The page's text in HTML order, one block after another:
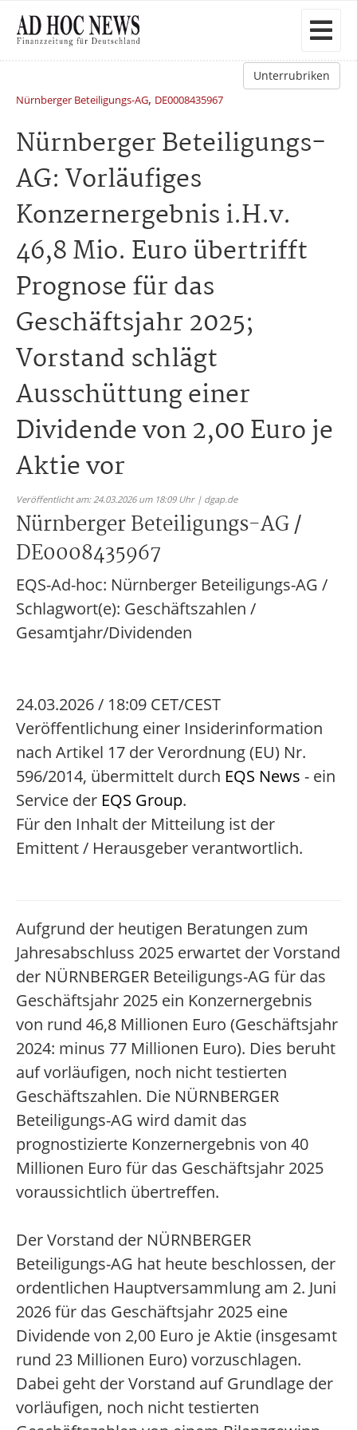
Unterrubriken
Nürnberger Beteiligungs-AG, DE0008435967
Nürnberger Beteiligungs-
AG: Vorläufiges
Konzernergebnis i.H.v.
46,8 Mio. Euro übertrifft
Prognose für das
Geschäftsjahr 2025;
Vorstand schlägt
Ausschüttung einer
Dividende von 2,00 Euro je
Aktie vor
Veröffentlicht am: 24.03.2026 um 18:09 Uhr | dgap.de
Nürnberger Beteiligungs-AG /
DE0008435967
EQS-Ad-hoc: Nürnberger Beteiligungs-AG /
Schlagwort(e): Geschäftszahlen /
Gesamtjahr/Dividenden
24.03.2026 / 18:09 CET/CEST
Veröffentlichung einer Insiderinformation
nach Artikel 17 der Verordnung (EU) Nr.
596/2014, übermittelt durch EQS News - ein
Service der EQS Group.
Für den Inhalt der Mitteilung ist der
Emittent / Herausgeber verantwortlich.
Aufgrund der heutigen Beratungen zum
Jahresabschluss 2025 erwartet der Vorstand
der NÜRNBERGER Beteiligungs-AG für das
Geschäftsjahr 2025 ein Konzernergebnis
von rund 46,8 Millionen Euro (Geschäftsjahr
2024: minus 77 Millionen Euro). Dies beruht
auf vorläufigen, noch nicht testierten
Geschäftszahlen. Die NÜRNBERGER
Beteiligungs-AG wird damit das
prognostizierte Konzernergebnis von 40
Millionen Euro für das Geschäftsjahr 2025
voraussichtlich übertreffen.
Der Vorstand der NÜRNBERGER
Beteiligungs-AG hat heute beschlossen, der
ordentlichen Hauptversammlung am 2. Juni
2026 für das Geschäftsjahr 2025 eine
Dividende von 2,00 Euro je Aktie (insgesamt
rund 23 Millionen Euro) vorzuschlagen.
Dabei geht der Vorstand auf Grundlage der
vorläufigen, noch nicht testierten